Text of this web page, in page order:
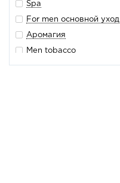
Spa
For men основной уход
Аромагия
Men tobacco
Деликатный уход